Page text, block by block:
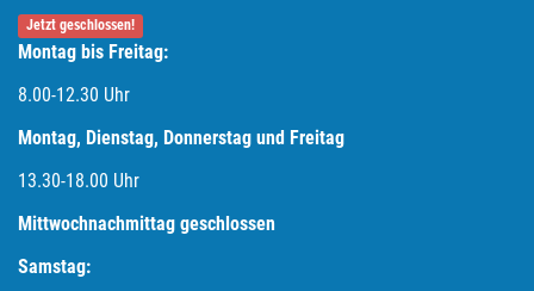
Jetzt geschlossen!
Montag bis Freitag:
8.00-12.30 Uhr
Montag, Dienstag, Donnerstag und Freitag
13.30-18.00 Uhr
Mittwochnachmittag geschlossen
Samstag: